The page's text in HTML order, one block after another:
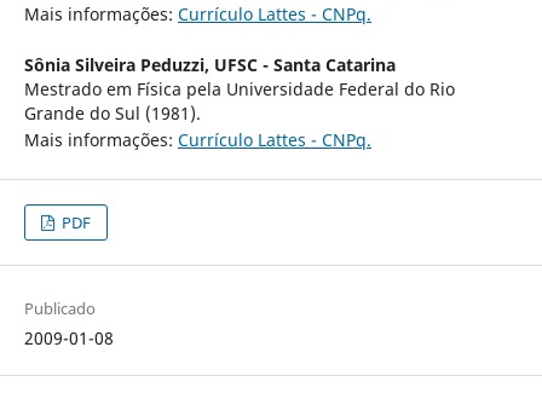
Mais informações: Currículo Lattes - CNPq.
Sônia Silveira Peduzzi, UFSC - Santa Catarina
Mestrado em Física pela Universidade Federal do Rio
Grande do Sul (1981).
Mais informações: Currículo Lattes - CNPq.
PDF
Publicado
2009-01-08